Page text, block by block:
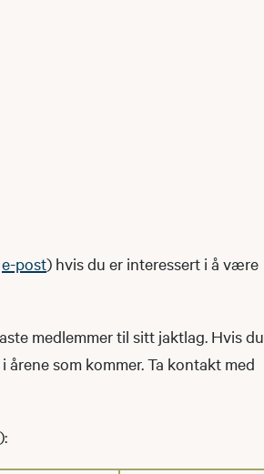
e-post) hvis du er interessert i å være
medlemmer til sitt jaktlag. Hvis du
som kommer. Ta kontakt med